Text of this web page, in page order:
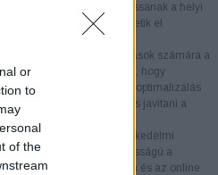
or
to
of the
és versenyelőnyhöz jussanak a helyi
stratégiákkal érhetik el
A középvállalkozások számára a
megközelítése szükséges, hogy
maradjanak. A keresőoptimalizálás
az organikus forgalmat és javítani a
arányt.
webhelyek
Az e-kereskedelmi
számára a SEO kulcsfontosságú a
növelésében és az online